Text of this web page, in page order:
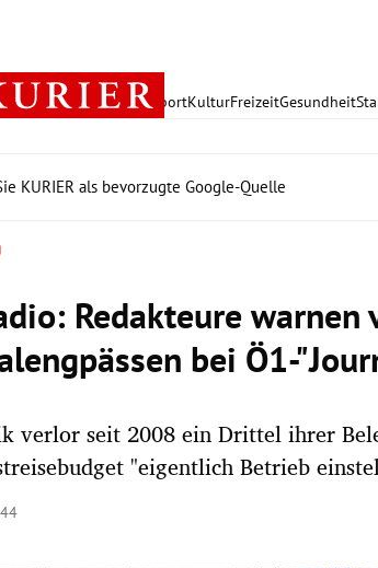
PolitikWirtschaft SportKulturFreizeitGesundheit
KURIER als bevorzugte Google-Quelle
Redakteure warnen
bei Ö1-
verlor seit 2008 ein Drittel ihrer
"eigentlich Betrieb